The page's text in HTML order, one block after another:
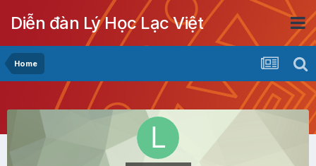
Diễn đàn Lý Học Lạc Việt
Home